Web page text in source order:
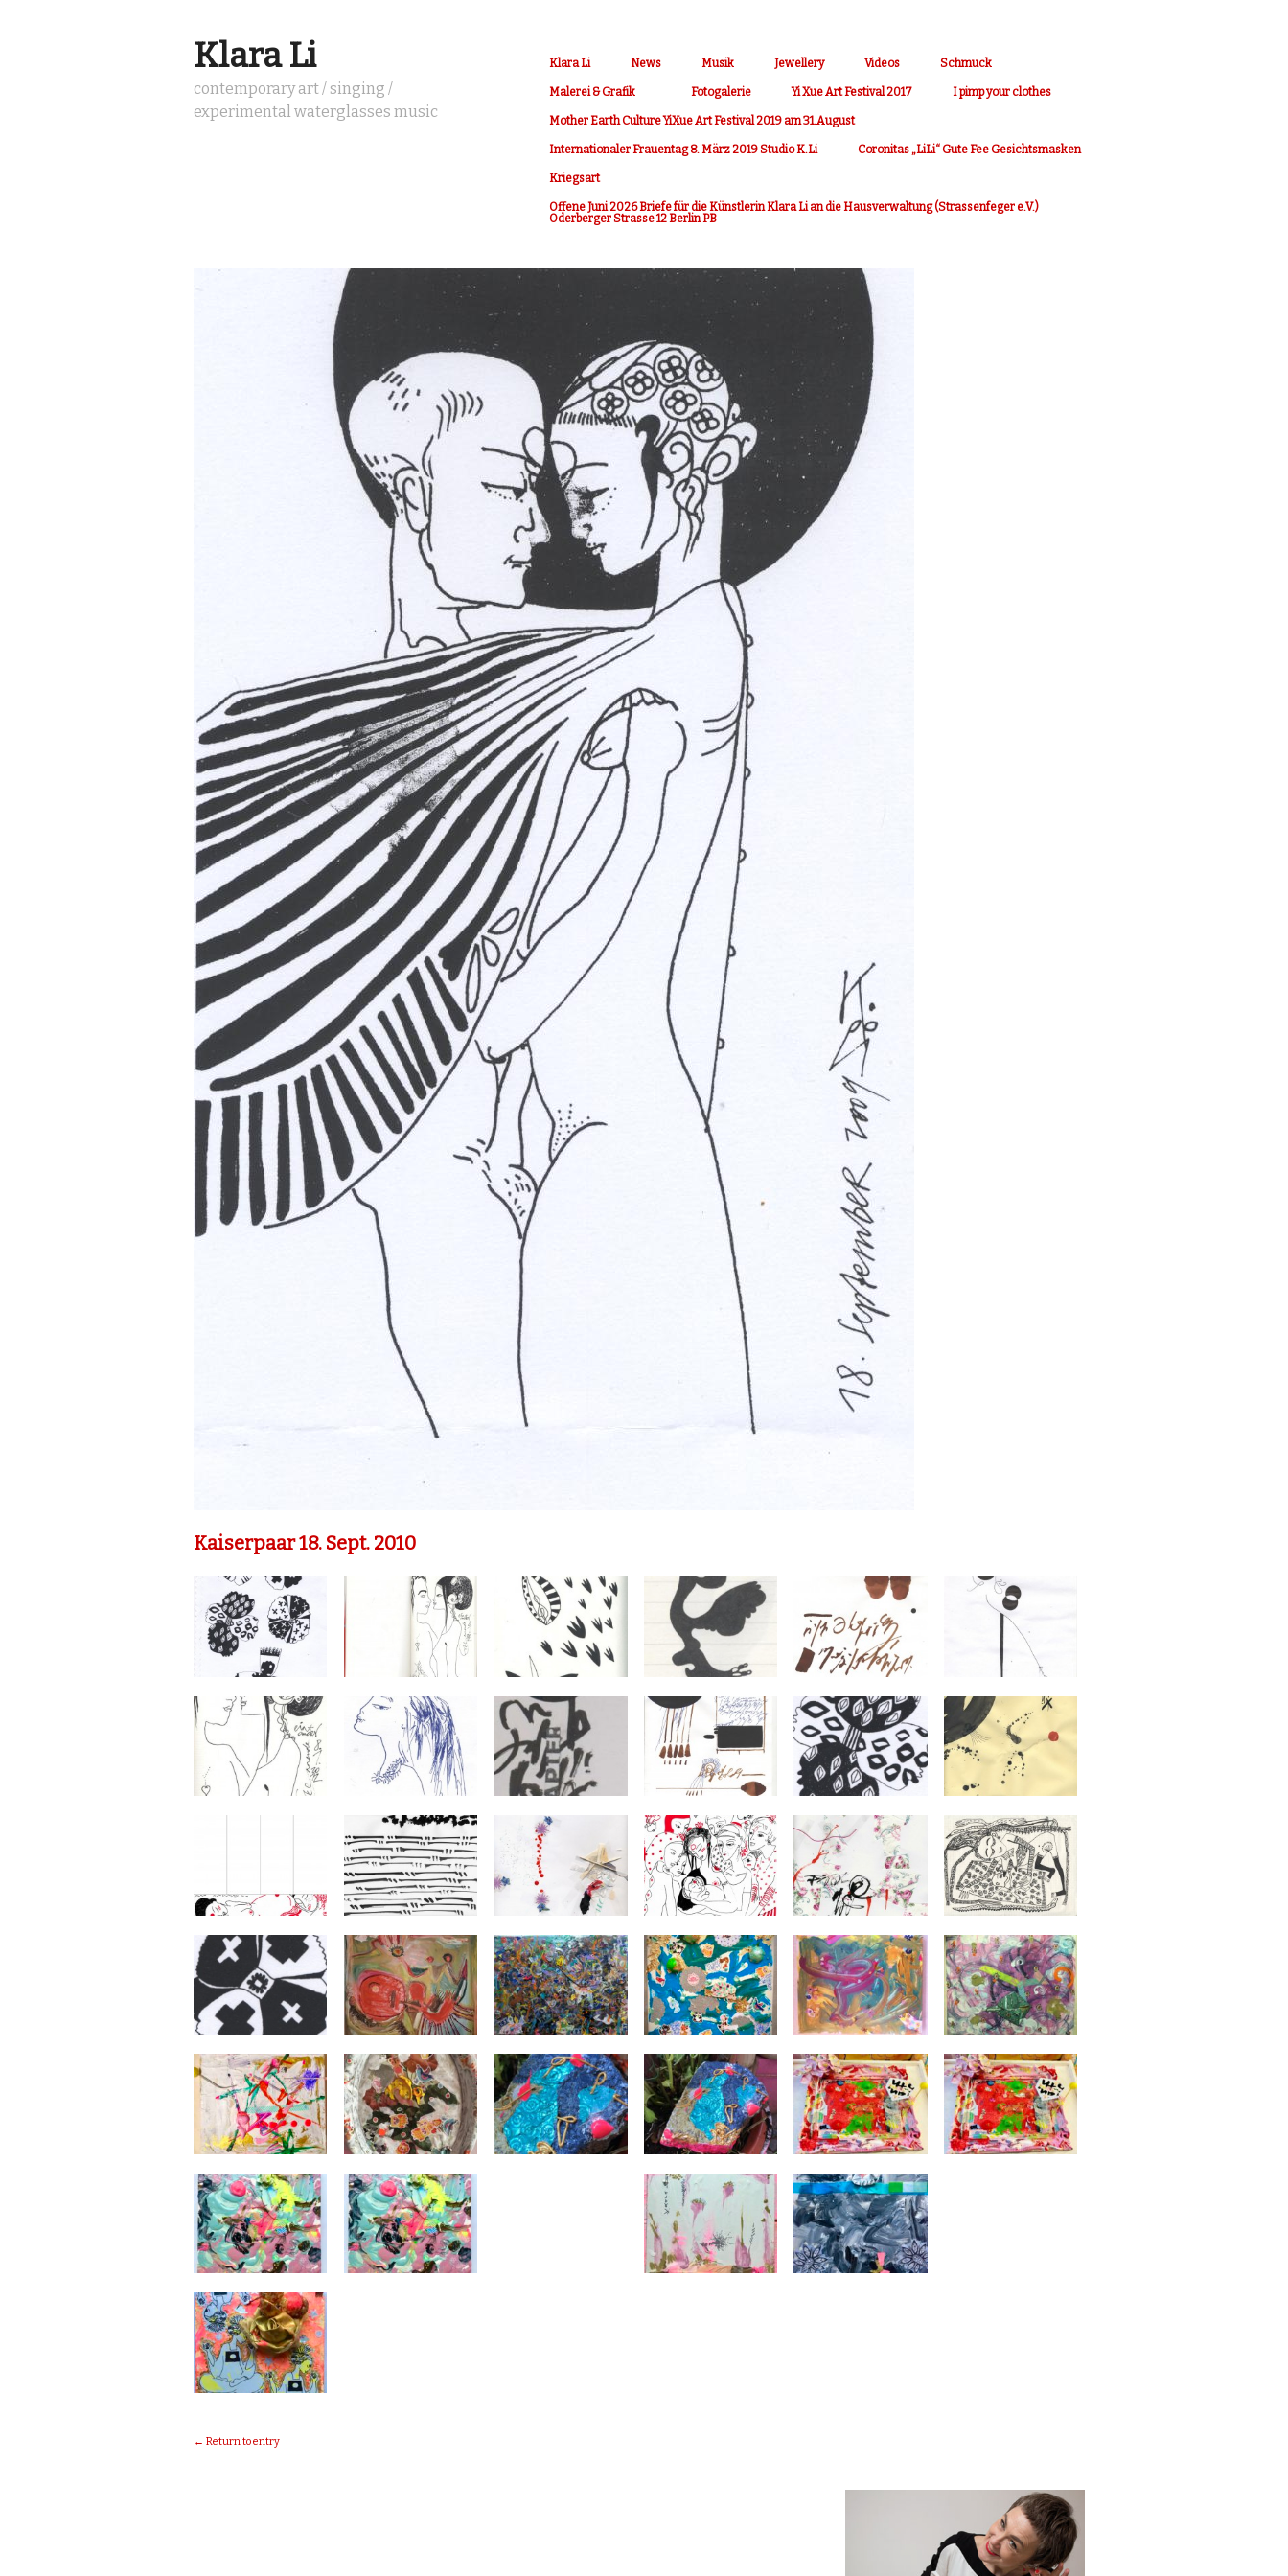
Klara Li
contemporary art / singing /
experimental waterglasses music
Klara Li News Musik Jewellery Videos Schmuck
Malerei & Grafik Fotogalerie Yi Xue Art Festival 2017 I pimp your clothes
Mother Earth Culture YiXue Art Festival 2019 am 31.August
Internationaler Frauentag 8. März 2019 Studio K.Li Coronitas „LiLi“ Gute Fee Gesichtsmasken
Kriegsart
Offene Juni 2026 Briefe für die Künstlerin Klara Li an die Hausverwaltung (Strassenfeger e.V.)
Oderberger Strasse 12 Berlin PB
Kaiserpaar 18. Sept. 2010
← Return to entry